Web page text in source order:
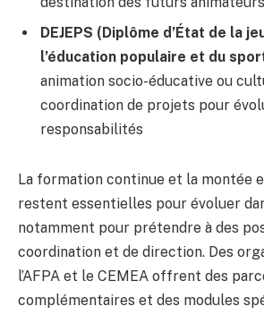
DEJEPS (Diplôme d’État de la
l’éducation populaire et du
animation socio-éducative ou
coordination de projets pour
responsabilités
La formation continue et la montée
restent essentielles pour évoluer
notamment pour prétendre à des
coordination et de direction. Des
l’AFPA et le CEMEA offrent des
complémentaires et des modules